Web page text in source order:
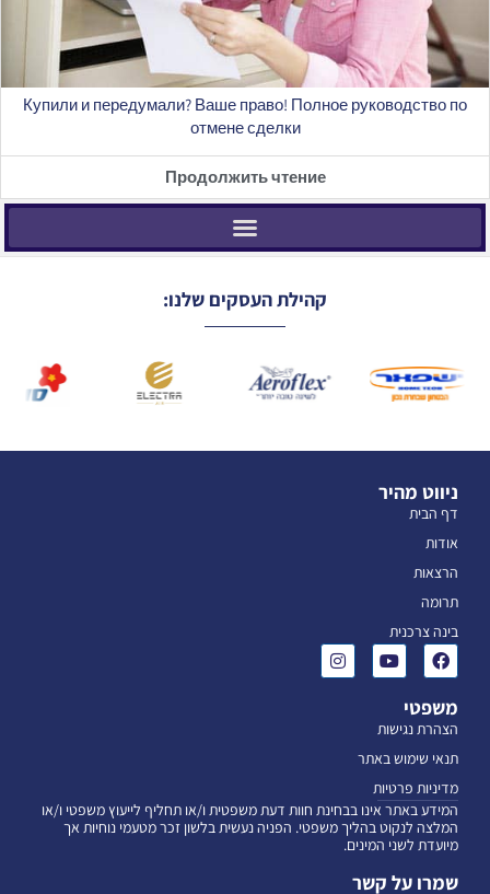
Купили и передумали? Ваше право! Полное руководство по
отмене сделки
Продолжить чтение
קהילת העסקים שלנו:
ניווט מהיר
דף הבית
אודות
הרצאות
תרומה
בינה צרכנית
משפטי
הצהרת נגישות
תנאי שימוש באתר
מדיניות פרטיות
המידע באתר אינו בבחינת חוות דעת משפטית ו/או תחליף לייעוץ משפטי ו/או
המלצה לנקוט בהליך משפטי. הפניה נעשית בלשון זכר מטעמי נוחיות אך
מיועדת לשני המינים.
שמרו על קשר